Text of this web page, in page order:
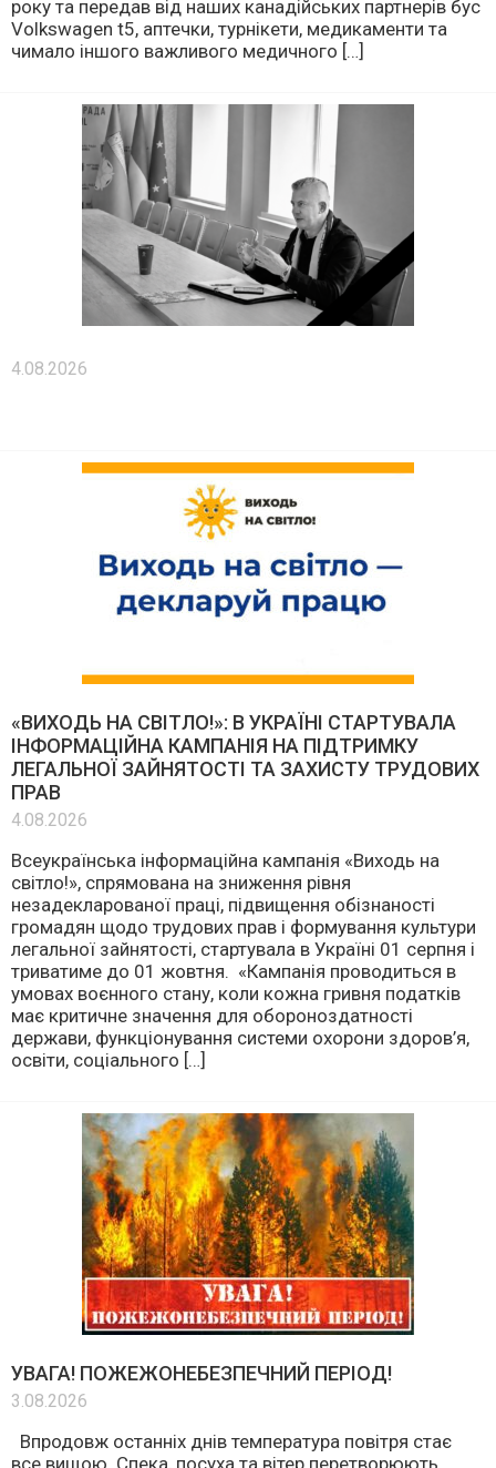
року та передав від наших канадійських партнерів бус
Volkswagen t5, аптечки, турнікети, медикаменти та
чимало іншого важливого медичного […]
4.08.2026
«ВИХОДЬ НА СВІТЛО!»: В УКРАЇНІ СТАРТУВАЛА
ІНФОРМАЦІЙНА КАМПАНІЯ НА ПІДТРИМКУ
ЛЕГАЛЬНОЇ ЗАЙНЯТОСТІ ТА ЗАХИСТУ ТРУДОВИХ
ПРАВ
4.08.2026
Всеукраїнська інформаційна кампанія «Виходь на
світло!», спрямована на зниження рівня
незадекларованої праці, підвищення обізнаності
громадян щодо трудових прав і формування культури
легальної зайнятості, стартувала в Україні 01 серпня і
триватиме до 01 жовтня. «Кампанія проводиться в
умовах воєнного стану, коли кожна гривня податків
має критичне значення для обороноздатності
держави, функціонування системи охорони здоров’я,
освіти, соціального […]
УВАГА! ПОЖЕЖОНЕБЕЗПЕЧНИЙ ПЕРІОД!
3.08.2026
Впродовж останніх днів температура повітря стає